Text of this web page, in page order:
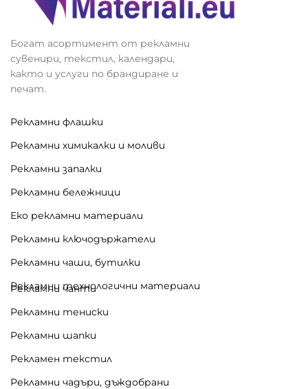
Богат асортимент от рекламни
сувенири, текстил, календари,
както и услуги по брандиране и
печат.
Рекламни флашки
Рекламни химикалки и моливи
Рекламни запалки
Рекламни бележници
Еко рекламни материали
Рекламни ключодържатели
Рекламни чаши, бутилки
Рекламни технологични материали
Рекламни чанти
Рекламни тениски
Рекламни шапки
Рекламен текстил
Рекламни чадъри, дъждобрани